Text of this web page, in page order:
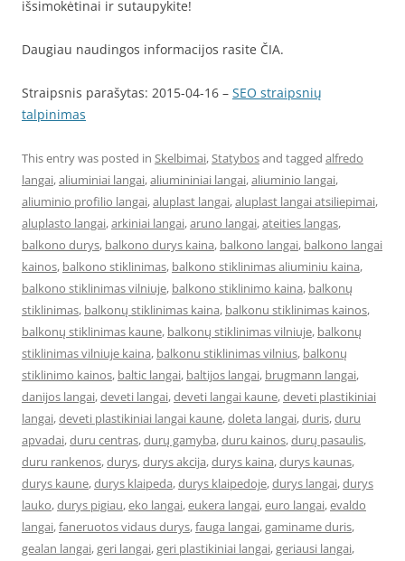
išsimokėtinai ir sutaupykite!
Daugiau naudingos informacijos rasite ČIA.
Straipsnis parašytas: 2015-04-16 – SEO straipsnių
talpinimas
This entry was posted in Skelbimai,Statybosand tagged alfredo
langai,aliuminiai langai,aliumininiai langai,aliuminio langai,
aliuminio profilio langai,aluplast langai,aluplast langai atsiliepimai,
aluplasto langai,arkiniai langai,aruno langai,ateities langas,
balkono durys, balkono durys kaina, balkono langai, balkono langai
kainos, balkono stiklinimas, balkono stiklinimas aliuminiu kaina,
balkono stiklinimas vilniuje, balkono stiklinimo kaina, balkonų
stiklinimas, balkonų stiklinimas kaina, balkonu stiklinimas kainos,
balkonų stiklinimas kaune, balkonų stiklinimas vilniuje, balkonų
stiklinimas vilniuje kaina, balkonu stiklinimas vilnius, balkonų
stiklinimo kainos, baltic langai, baltijos langai, brugmann langai,
danijos langai,deveti langai,deveti langai kaune,deveti plastikiniai
langai,deveti plastikiniai langai kaune,doleta langai,duris,duru
apvadai,duru centras,durų gamyba,duru kainos,durų pasaulis,
duru rankenos,durys,durys akcija,durys kaina,durys kaunas,
durys kaune,durys klaipeda,durys klaipedoje,durys langai,durys
lauko,durys pigiau,eko langai,eukera langai,euro langai,evaldo
langai,faneruotos vidaus durys,fauga langai,gaminame duris,
gealan langai,geri langai,geri plastikiniai langai,geriausi langai,